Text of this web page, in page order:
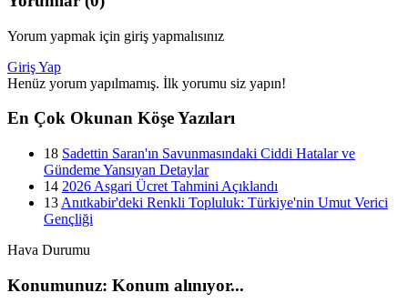
Yorum yapmak için giriş yapmalısınız
Giriş Yap
Henüz yorum yapılmamış. İlk yorumu siz yapın!
En Çok Okunan Köşe Yazıları
18 Sadettin Saran'ın Savunmasındaki Ciddi Hatalar ve
Gündeme Yansıyan Detaylar
14 2026 Asgari Ücret Tahmini Açıklandı
13 Anıtkabir'deki Renkli Topluluk: Türkiye'nin Umut Verici
Gençliği
Hava Durumu
Konumunuz: Konum alınıyor...